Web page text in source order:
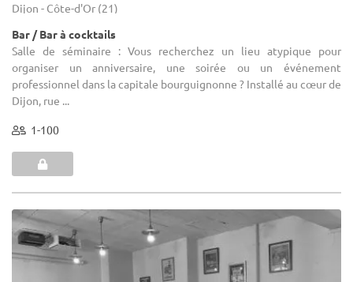
Dijon - Côte-d'Or (21)
Bar / Bar à cocktails
Salle de séminaire : Vous recherchez un lieu atypique pour
organiser un anniversaire, une soirée ou un événement
professionnel dans la capitale bourguignonne ? Installé au cœur de
Dijon, rue ...
1-100